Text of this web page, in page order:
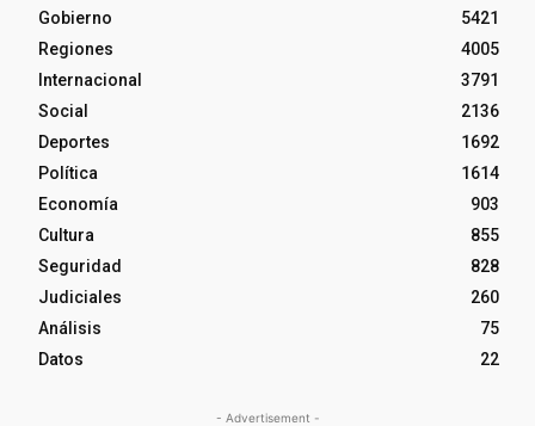
Gobierno
5421
Regiones
4005
Internacional
3791
Social
2136
Deportes
1692
Política
1614
Economía
903
Cultura
855
Seguridad
828
Judiciales
260
Análisis
75
Datos
22
- Advertisement -